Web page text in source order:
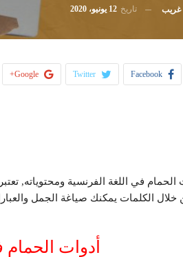
غريب تاريخ 12 يونيو، 2020
Facebook
Twitter
Google+
الحمام في اللغة الفرنسية ومحتوياته,
خلال الكلمات يمكنك صياغة الجمل
أدوات الحمام